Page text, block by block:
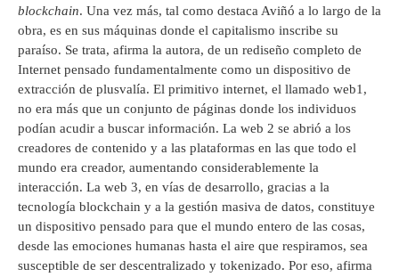
blockchain. Una vez más, tal como destaca Aviñó a lo largo de la
obra, es en sus máquinas donde el capitalismo inscribe su
paraíso. Se trata, afirma la autora, de un rediseño completo de
Internet pensado fundamentalmente como un dispositivo de
extracción de plusvalía. El primitivo internet, el llamado web1,
no era más que un conjunto de páginas donde los individuos
podían acudir a buscar información. La web 2 se abrió a los
creadores de contenido y a las plataformas en las que todo el
mundo era creador, aumentando considerablemente la
interacción. La web 3, en vías de desarrollo, gracias a la
tecnología blockchain y a la gestión masiva de datos, constituye
un dispositivo pensado para que el mundo entero de las cosas,
desde las emociones humanas hasta el aire que respiramos, sea
susceptible de ser descentralizado y tokenizado. Por eso, afirma